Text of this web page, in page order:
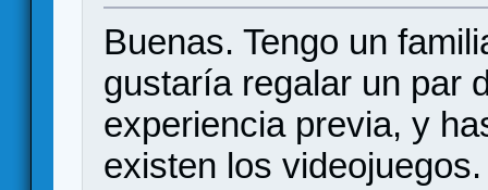
Buenas. Tengo un
gustaría regalar un par
experiencia previa, y
existen los videojuegos.